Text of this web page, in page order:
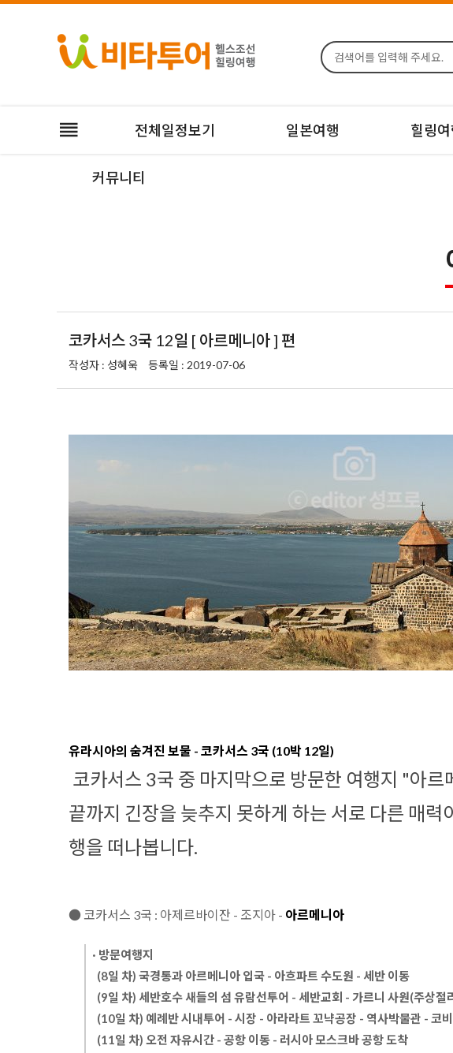
전체일정보기 일본여행 힐링여
커뮤니티
코카서스 3국 12일 [ 아르메니아 ] 편
작성자 : 성혜욱 등록일 : 2019-07-06
유라시아의 숨겨진 보물 - 코카서스 3국 (10박 12일)
코카서스 3국 중 마지막으로 방문한 여행지 "아르
끝까지 긴장을 늦추지 못하게 하는 서로 다른 매
행을 떠나봅니다.
● 코카서스 3국 : 아제르바이잔 - 조지아 - 아르메니아
· 방문여행지
(8일 차) 국경통과 아르메니아 입국 - 아흐파트 수도원 - 세반 이동
(9일 차) 세반호수 새들의 섬 유람선투어 - 세반교회 - 가르니 사원(주상절
(10일 차) 예례반 시내투어 - 시장 - 아라라트 꼬냑공장 - 역사박물관 - 코